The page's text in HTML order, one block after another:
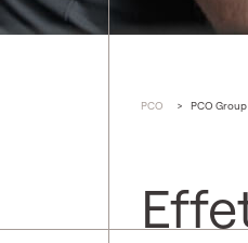
PCO > PCO Group